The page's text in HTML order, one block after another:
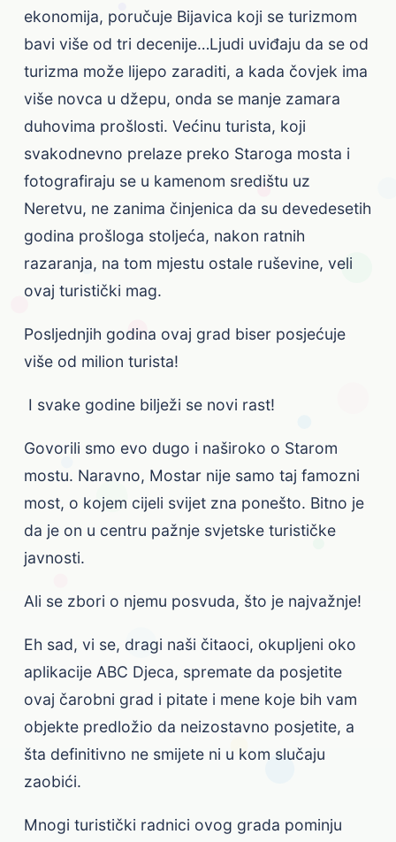
ekonomija, poručuje Bijavica koji se turizmom
bavi više od tri decenije…Ljudi uviđaju da se od
turizma može lijepo zaraditi, a kada čovjek ima
više novca u džepu, onda se manje zamara
duhovima prošlosti. Većinu turista, koji
svakodnevno prelaze preko Staroga mosta i
fotografiraju se u kamenom središtu uz
Neretvu, ne zanima činjenica da su devedesetih
godina prošloga stoljeća, nakon ratnih
razaranja, na tom mjestu ostale ruševine, veli
ovaj turistički mag.
Posljednjih godina ovaj grad biser posjećuje
više od milion turista!
I svake godine bilježi se novi rast!
Govorili smo evo dugo i naširoko o Starom
mostu. Naravno, Mostar nije samo taj famozni
most, o kojem cijeli svijet zna ponešto. Bitno je
da je on u centru pažnje svjetske turističke
javnosti.
Ali se zbori o njemu posvuda, što je najvažnje!
Eh sad, vi se, dragi naši čitaoci, okupljeni oko
aplikacije ABC Djeca, spremate da posjetite
ovaj čarobni grad i pitate i mene koje bih vam
objekte predložio da neizostavno posjetite, a
šta definitivno ne smijete ni u kom slučaju
zaobići.
Mnogi turistički radnici ovog grada pominju